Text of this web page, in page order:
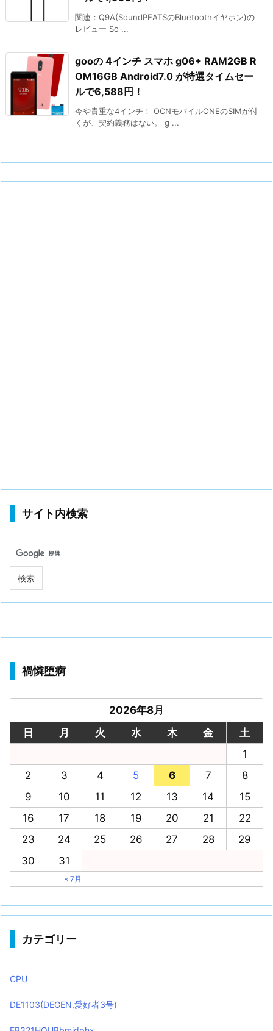
関連：Q9A(SoundPEATSのBluetoothイヤホン)の
レビュー So ...
gooの 4インチ スマホ g06+ RAM2GB R
OM16GB Android7.0 が特選タイムセー
ルで6,588円！
今や貴重な4インチ！ OCNモバイルONEのSIMが付
くが、契約義務はない。 g ...
サイト内検索
禍憐堕痾
2026年8月
日
月 火 水 木 金
土
1
2
3 4 5 6 7
8
9
10 11 12 13 14
15
16
17 18 19 20 21
22
23
24 25 26 27 28
29
30
31
« 7月
カテゴリー
CPU
DE1103(DEGEN,愛好者3号)